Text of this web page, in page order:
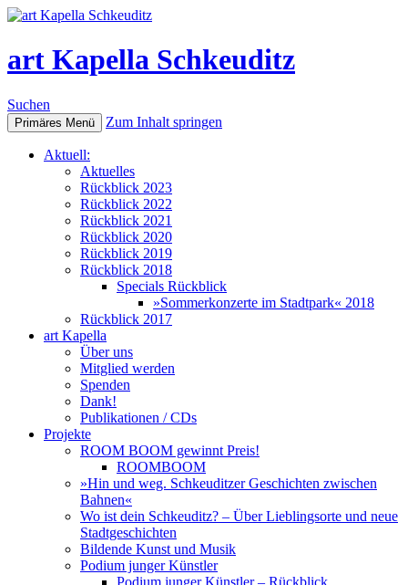
art Kapella Schkeuditz
Suchen
Primäres Menü Zum Inhalt springen
Aktuell:
Aktuelles
Rückblick 2023
Rückblick 2022
Rückblick 2021
Rückblick 2020
Rückblick 2019
Rückblick 2018
Specials Rückblick
»Sommerkonzerte im Stadtpark« 2018
Rückblick 2017
art Kapella
Über uns
Mitglied werden
Spenden
Dank!
Publikationen / CDs
Projekte
ROOM BOOM gewinnt Preis!
ROOMBOOM
»Hin und weg. Schkeuditzer Geschichten zwischen
Bahnen«
Wo ist dein Schkeuditz? – Über Lieblingsorte und neue
Stadtgeschichten
Bildende Kunst und Musik
Podium junger Künstler
Podium junger Künstler – Rückblick